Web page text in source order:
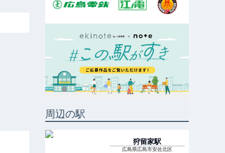
周辺の駅
狩留家駅
広島県広島市安佐北区